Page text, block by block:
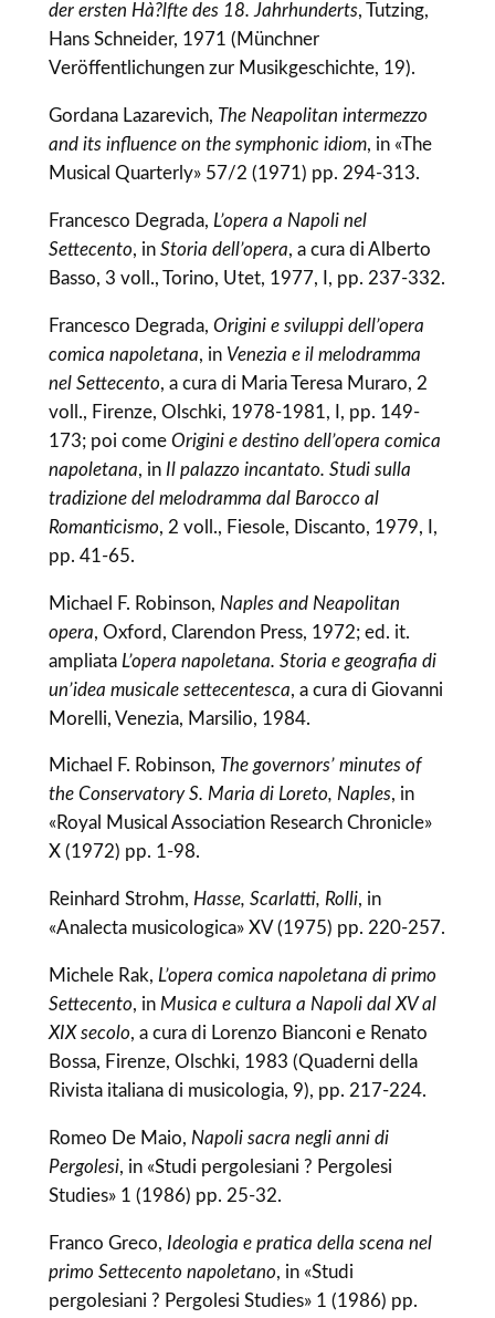
der ersten Hà?lfte des 18. Jahrhunderts, Tutzing,
Hans Schneider, 1971 (Münchner
Veröffentlichungen zur Musikgeschichte, 19).
Gordana Lazarevich, The Neapolitan intermezzo
and its influence on the symphonic idiom, in «The
Musical Quarterly» 57/2 (1971) pp. 294-313.
Francesco Degrada, L’opera a Napoli nel
Settecento, in Storia dell’opera, a cura di Alberto
Basso, 3 voll., Torino, Utet, 1977, I, pp. 237-332.
Francesco Degrada, Origini e sviluppi dell’opera
comica napoletana, in Venezia e il melodramma
nel Settecento, a cura di Maria Teresa Muraro, 2
voll., Firenze, Olschki, 1978-1981, I, pp. 149-
173; poi come Origini e destino dell’opera comica
napoletana, in Il palazzo incantato. Studi sulla
tradizione del melodramma dal Barocco al
Romanticismo, 2 voll., Fiesole, Discanto, 1979, I,
pp. 41-65.
Michael F. Robinson, Naples and Neapolitan
opera, Oxford, Clarendon Press, 1972; ed. it.
ampliata L’opera napoletana. Storia e geografia di
un’idea musicale settecentesca, a cura di Giovanni
Morelli, Venezia, Marsilio, 1984.
Michael F. Robinson, The governors’ minutes of
the Conservatory S. Maria di Loreto, Naples, in
«Royal Musical Association Research Chronicle»
X (1972) pp. 1-98.
Reinhard Strohm, Hasse, Scarlatti, Rolli, in
«Analecta musicologica» XV (1975) pp. 220-257.
Michele Rak, L’opera comica napoletana di primo
Settecento, in Musica e cultura a Napoli dal XV al
XIX secolo, a cura di Lorenzo Bianconi e Renato
Bossa, Firenze, Olschki, 1983 (Quaderni della
Rivista italiana di musicologia, 9), pp. 217-224.
Romeo De Maio, Napoli sacra negli anni di
Pergolesi, in «Studi pergolesiani ? Pergolesi
Studies» 1 (1986) pp. 25-32.
Franco Greco, Ideologia e pratica della scena nel
primo Settecento napoletano, in «Studi
pergolesiani ? Pergolesi Studies» 1 (1986) pp.